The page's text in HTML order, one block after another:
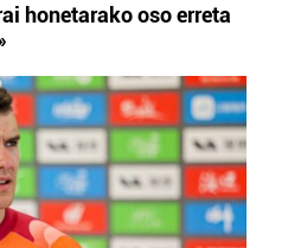
honetarako oso erreta